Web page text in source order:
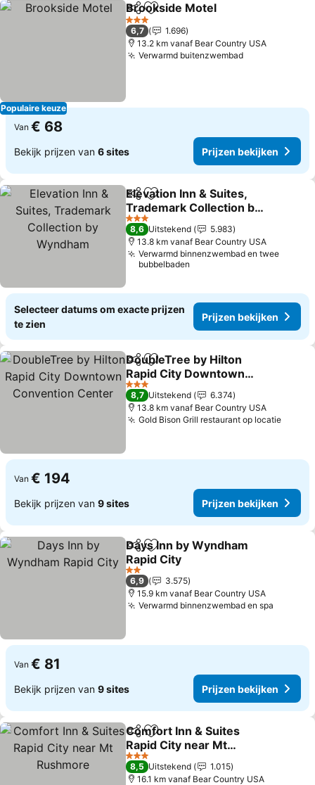
Populaire keuze
DelenToevoegen aan favorieten
Brookside Motel
3 Sterren
6,7
1.696
13.2 km vanaf Bear Country USA
Verwarmd buitenzwembad
Van € 68
Bekijk prijzen van 6 sites Prijzen bekijken
DelenToevoegen aan favorieten
Elevation Inn & Suites,
Trademark Collection by
Wyndham
3 Sterren
8,6 Uitstekend
5.983
13.8 km vanaf Bear Country USA
Verwarmd binnenzwembad en twee
bubbelbaden
Selecteer datums om exacte prijzen
te zien
Prijzen bekijken
DelenToevoegen aan favorieten
DoubleTree by Hilton
Rapid City Downtown
Convention Center
3 Sterren
8,7 Uitstekend
6.374
13.8 km vanaf Bear Country USA
Gold Bison Grill restaurant op locatie
Van € 194
Bekijk prijzen van 9 sites Prijzen bekijken
DelenToevoegen aan favorieten
Days Inn by Wyndham
Rapid City
2 Sterren
6,9
3.575
15.9 km vanaf Bear Country USA
Verwarmd binnenzwembad en spa
Van € 81
Bekijk prijzen van 9 sites Prijzen bekijken
DelenToevoegen aan favorieten
Comfort Inn & Suites
Rapid City near Mt
Rushmore
3 Sterren
8,5 Uitstekend
1.015
16.1 km vanaf Bear Country USA